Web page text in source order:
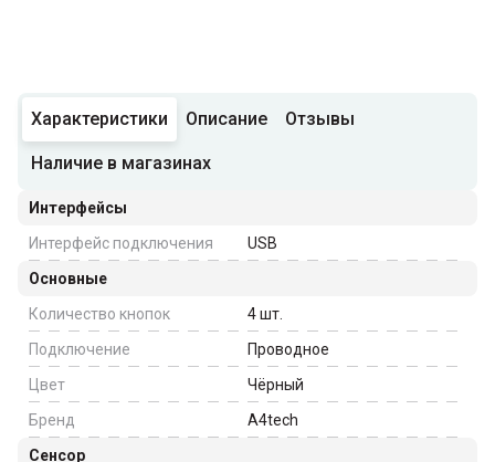
Характеристики Описание Отзывы
Наличие в магазинах
Интерфейсы
Интерфейс подключения
USB
Основные
Количество кнопок
4шт.
Подключение
Проводное
Цвет
Чёрный
Бренд
A4tech
Сенсор